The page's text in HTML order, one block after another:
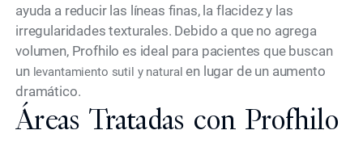
ayuda a reducir las líneas finas, la flacidez y las
irregularidades texturales. Debido a que no agrega
volumen, Profhilo es ideal para pacientes que buscan
un levantamiento sutil y natural en lugar de un aumento
dramático.
Áreas Tratadas con Profhilo